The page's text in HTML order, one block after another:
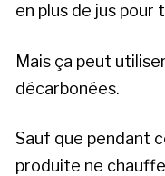
en plus de jus pour
Mais ça peut
décarbonées.
Sauf que pendant
produite ne